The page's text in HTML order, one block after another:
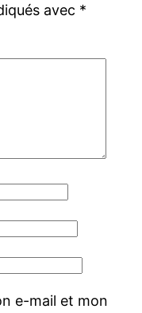
avec *
e-mail et mon